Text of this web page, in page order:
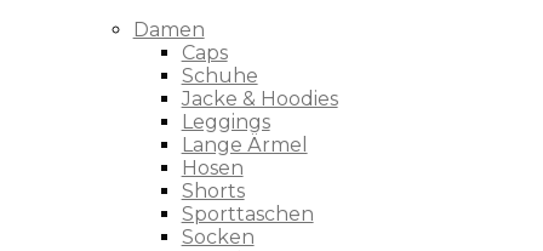
Damen
Caps
Schuhe
Jacke & Hoodies
Leggings
Lange Ärmel
Hosen
Shorts
Sporttaschen
Socken